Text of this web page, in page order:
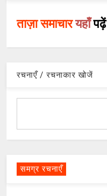
ताज़ा समाचारयहाँपढ़ें
रचनाएँ / रचनाकार खोजें
समग्र रचनाएँ